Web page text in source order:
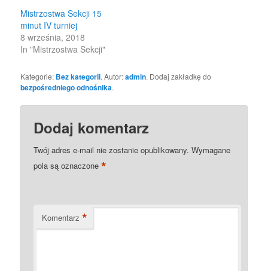
Mistrzostwa Sekcji 15
minut IV turniej
8 września, 2018
In "Mistrzostwa Sekcji"
Kategorie: Bez kategorii. Autor:admin. Dodaj zakładkę do
bezpośredniego odnośnika.
Dodaj komentarz
Twój adres e-mail nie zostanie opublikowany. Wymagane
pola są oznaczone*
Komentarz *